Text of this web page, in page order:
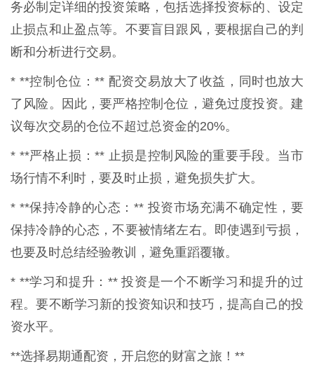
务必制定详细的投资策略，包括选择投资标的、设定
止损点和止盈点等。不要盲目跟风，要根据自己的判
断和分析进行交易。
* **控制仓位：** 配资交易放大了收益，同时也放大
了风险。因此，要严格控制仓位，避免过度投资。建
议每次交易的仓位不超过总资金的20%。
* **严格止损：** 止损是控制风险的重要手段。当市
场行情不利时，要及时止损，避免损失扩大。
* **保持冷静的心态：** 投资市场充满不确定性，要
保持冷静的心态，不要被情绪左右。即使遇到亏损，
也要及时总结经验教训，避免重蹈覆辙。
* **学习和提升：** 投资是一个不断学习和提升的过
程。要不断学习新的投资知识和技巧，提高自己的投
资水平。
**选择易期通配资，开启您的财富之旅！**